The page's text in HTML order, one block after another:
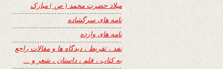
میلاد حضرت محمد ( ص ) مبارک
نامه های سرگشاده
نامه های وارده
نفد ، تقریظ ، دیدگاه ها و مقالات راجع
به کتاب ، فلم ، داستان ، شعر و …